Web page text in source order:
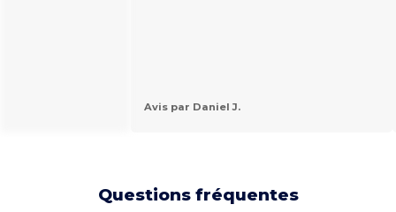
Avis par Daniel J.
Questions fréquentes